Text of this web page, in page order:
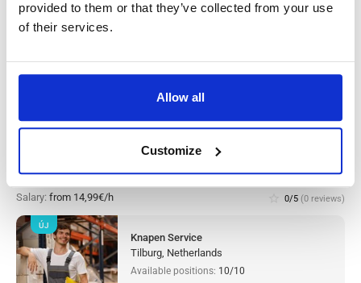
provided to them or that they’ve collected from your use
of their services.
Allow all
Customize
Available positions:2/2
Warehouse worker sorter Tilburg,
Salary: from 14,99€/h star_border 0/5 (0 reviews)
Knapen Service
Tilburg, Netherlands
Available positions: 10/10
ÚJ